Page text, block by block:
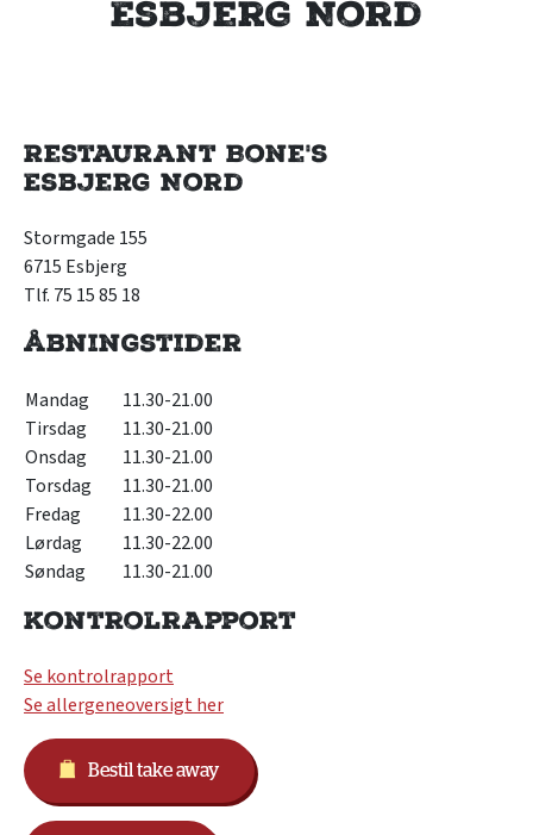
Esbjerg Nord
Restaurant Bone's
Esbjerg Nord
Stormgade 155
6715 Esbjerg
Tlf. 75 15 85 18
Åbningstider
Mandag
Tirsdag
Onsdag
Torsdag
Fredag
Lørdag
Søndag
11.30-21.00
11.30-21.00
11.30-21.00
11.30-21.00
11.30-22.00
11.30-22.00
11.30-21.00
Kontrolrapport
Se kontrolrapport
Se allergeneoversigt her
Bestil take away